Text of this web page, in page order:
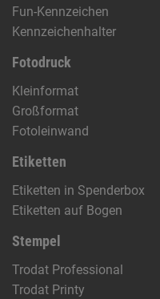
Fun-Kennzeichen
Kennzeichenhalter
Fotodruck
Kleinformat
Großformat
Fotoleinwand
Etiketten
Etiketten in Spenderbox
Etiketten auf Bogen
Stempel
Trodat Professional
Trodat Printy